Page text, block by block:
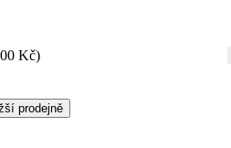
Kč)
prodejně